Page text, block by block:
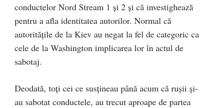
conductelor Nord Stream 1 și 2 și că investighează
pentru a afla identitatea autorilor. Normal că
autoritățile de la Kiev au negat la fel de categoric ca
cele de la Washington implicarea lor în actul de
sabotaj.
Deodată, toți cei ce susțineau până acum că rușii și-
au sabotat conductele, au trecut aproape de partea